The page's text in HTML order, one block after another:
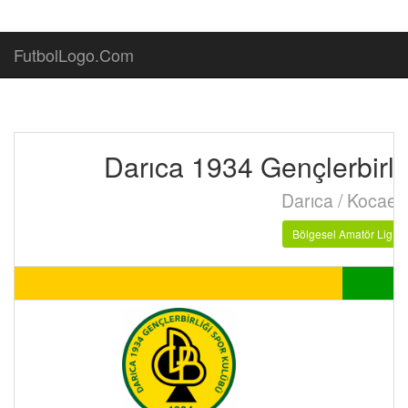
FutbolLogo.Com
Darıca 1934
Darıca / Kocaeli
Bölgesel Amatör Lig